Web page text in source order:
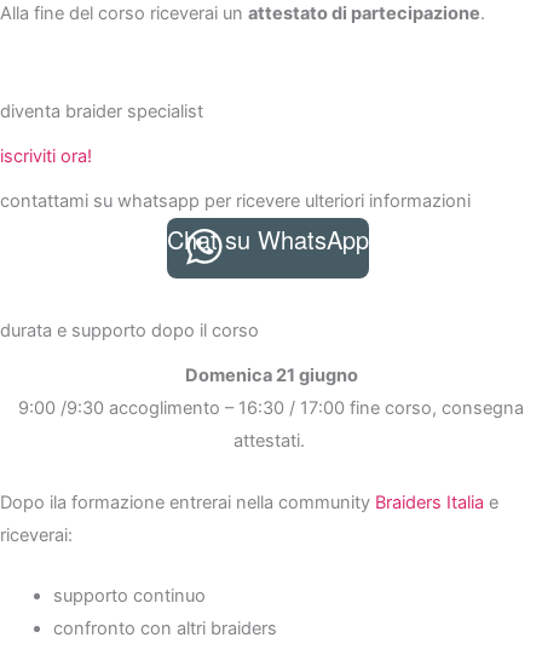
Alla fine del corso riceverai un attestato di partecipazione.
diventa braider specialist
iscriviti ora!
contattami su whatsapp per ricevere ulteriori informazioni
Chat su WhatsApp
durata e supporto dopo il corso
Domenica 21 giugno
9:00 /9:30 accoglimento – 16:30 / 17:00 fine corso, consegna
attestati.
Dopo ila formazione entrerai nella community Braiders Italia e
riceverai:
supporto continuo
confronto con altri braiders